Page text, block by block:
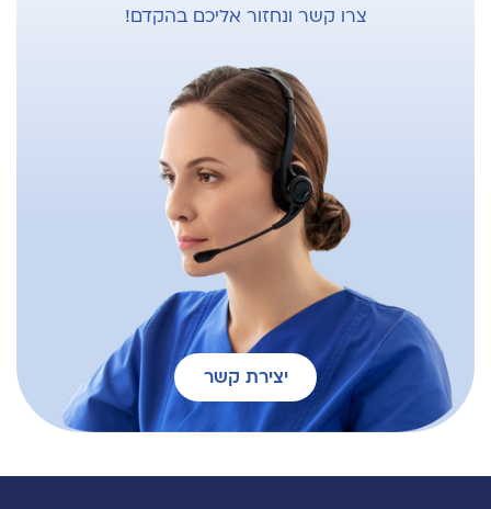
צרו קשר ונחזור אליכם בהקדם!
יצירת קשר